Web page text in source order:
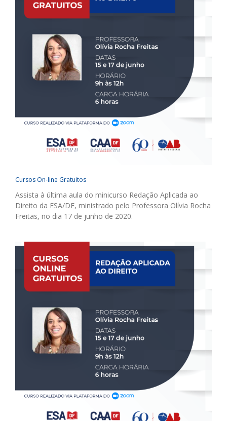
Cursos On-line Gratuitos
Assista à última aula do minicurso Redação Aplicada ao
Direito da ESA/DF, ministrado pelo Professora Olívia Rocha
Freitas, no dia 17 de junho de 2020.